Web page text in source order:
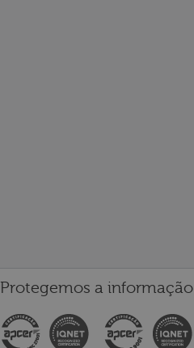
Protegemos a informação